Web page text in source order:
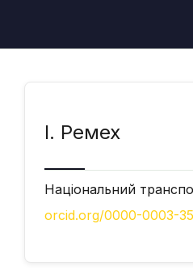
І. Ремех
Національний
orcid.org/0000-0003-